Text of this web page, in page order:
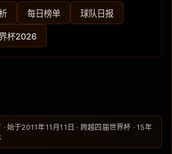
每日榜单 球队日报
杯2026
始于2011年11月11日 · 跨越四届世界杯 · 15年